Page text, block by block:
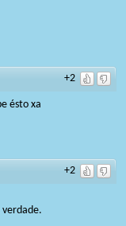
+2
ésto xa
+2
verdade.